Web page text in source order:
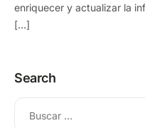
enriquecer y actualizar la
[…]
Search